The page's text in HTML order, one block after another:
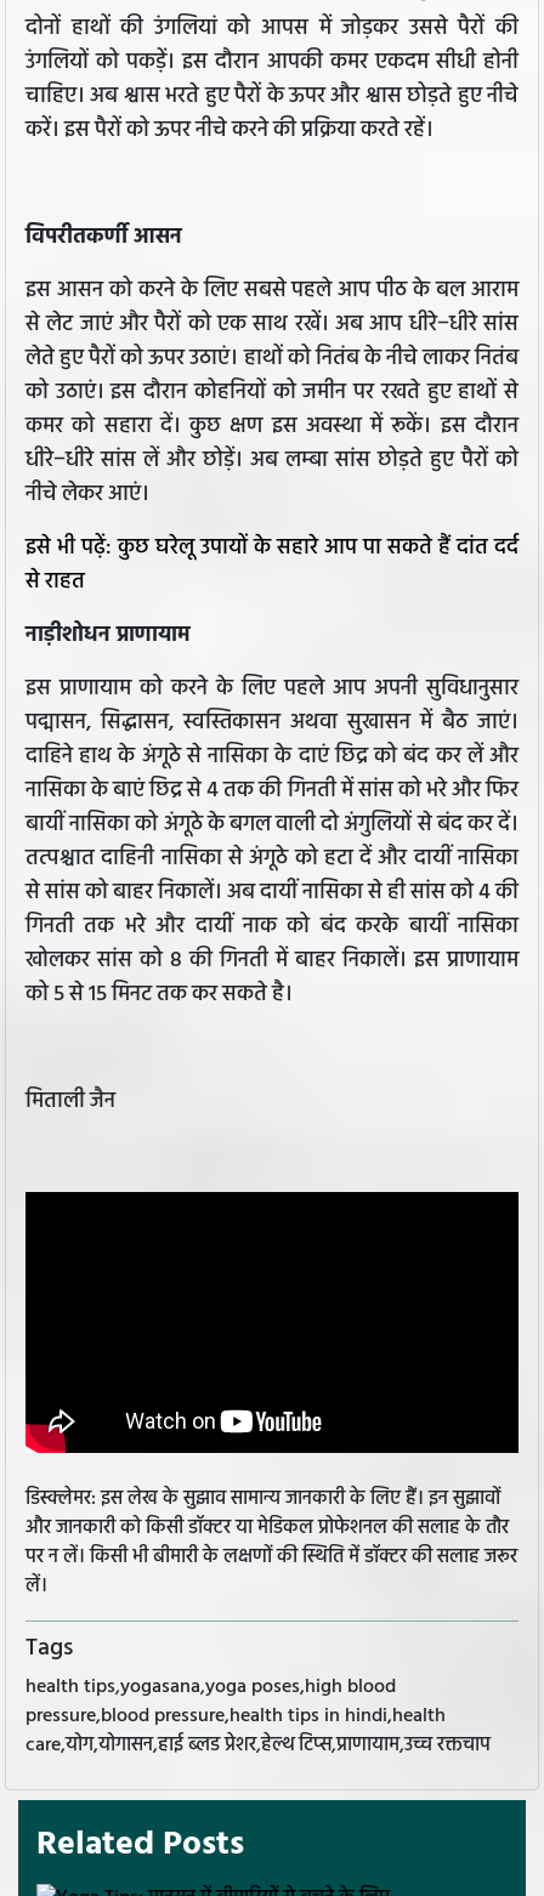
दोनों हाथों की उंगलियां को आपस में जोड़कर उससे पैरों की
उंगलियों को पकड़ें। इस दौरान आपकी कमर एकदम सीधी होनी
चाहिए। अब श्वास भरते हुए पैरों के ऊपर और श्वास छोड़ते हुए नीचे
करें। इस पैरों को ऊपर नीचे करने की प्रक्रिया करते रहें।
विपरीतकर्णी आसन
इस आसन को करने के लिए सबसे पहले आप पीठ के बल आराम
से लेट जाएं और पैरों को एक साथ रखें। अब आप धीरे−धीरे सांस
लेते हुए पैरों को ऊपर उठाएं। हाथों को नितंब के नीचे लाकर नितंब
को उठाएं। इस दौरान कोहनियों को जमीन पर रखते हुए हाथों से
कमर को सहारा दें। कुछ क्षण इस अवस्था में रूकें। इस दौरान
धीरे−धीरे सांस लें और छोड़ें। अब लम्बा सांस छोड़ते हुए पैरों को
नीचे लेकर आएं।
इसे भी पढ़ें: कुछ घरेलू उपायों के सहारे आप पा सकते हैं दांत दर्द
से राहत
नाड़ीशोधन प्राणायाम
इस प्राणायाम को करने के लिए पहले आप अपनी सुविधानुसार
पद्मासन, सिद्धासन, स्वस्तिकासन अथवा सुखासन में बैठ जाएं।
दाहिने हाथ के अंगूठे से नासिका के दाएं छिद्र को बंद कर लें और
नासिका के बाएं छिद्र से 4 तक की गिनती में सांस को भरे और फिर
बायीं नासिका को अंगूठे के बगल वाली दो अंगुलियों से बंद कर दें।
तत्पश्चात दाहिनी नासिका से अंगूठे को हटा दें और दायीं नासिका
से सांस को बाहर निकालें। अब दायीं नासिका से ही सांस को 4 की
गिनती तक भरे और दायीं नाक को बंद करके बायीं नासिका
खोलकर सांस को 8 की गिनती में बाहर निकालें। इस प्राणायाम
को 5 से 15 मिनट तक कर सकते है।
मिताली जैन
डिस्क्लेमर: इस लेख के सुझाव सामान्य जानकारी के लिए हैं। इन सुझावों
और जानकारी को किसी डॉक्टर या मेडिकल प्रोफेशनल की सलाह के तौर
पर न लें। किसी भी बीमारी के लक्षणों की स्थिति में डॉक्टर की सलाह जरूर
लें।
Tags
health tips,yogasana,yoga poses,high blood
pressure,blood pressure,health tips in hindi,health
care,योग,योगासन,हाई ब्लड प्रेशर,हेल्थ टिप्स,प्राणायाम,उच्च रक्तचाप
Related Posts